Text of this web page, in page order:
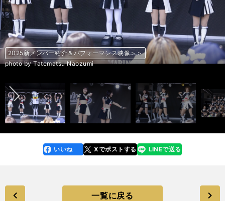
2025新メンバー紹介＆パフォーマンス映像＞＞
photo by Tatematsu Naozumi
2025新メンバー紹介＆パフォーマンス映像＞＞
2025新メンバー紹介＆パフォーマンス映像＞＞
2025新メンバー紹介＆パフォーマンス映像＞＞
2025新メンバー紹介＆パフォーマンス映像＞＞
2025新メンバー紹介＆パフォーマンス映像＞＞
photo by Tatematsu Naozumi
2025新メンバー紹介＆パフォーマンス映像＞＞
photo by Tatematsu Naozumi
2025新メンバー紹介＆パフォーマンス映像＞＞
photo by Tatematsu Naozumi
2025新メンバー紹介＆パフォーマンス映像＞＞
photo by Tatematsu Naozumi
2025新メンバー紹介＆パフォーマンス映像＞＞
photo by Tatematsu Naozumi
2025新メンバー紹介＆パフォーマンス映像＞＞
photo by Tatematsu Naozumi
2025新メンバー紹介＆パフォーマンス映像＞＞
photo by Tatematsu Naozumi
2025新メンバー紹介＆パフォーマンス映像＞＞
photo by Tatematsu Naozumi
2025新メンバー紹介＆パフォーマンス映像＞＞
photo by Tatematsu Naozumi
2025新メンバー紹介＆パフォーマンス映像＞＞
photo by Tatematsu Naozumi
2025新メンバー紹介＆パフォーマンス映像＞＞
photo by Tatematsu Naozumi
2025新メンバー紹介＆パフォーマンス映像＞＞
photo by Tatematsu Naozumi
2025新メンバー紹介＆パフォーマンス映像＞＞
2025新メンバー紹介＆パフォーマンス映像＞＞
2025新メンバー紹介＆パフォーマンス映像＞＞
2025新メンバー紹介＆パフォーマンス映像＞＞
2025新メンバー紹介＆パフォーマンス映像＞＞
2025新メンバー紹介＆パフォーマンス映像＞＞
2025新メンバー紹介＆パフォーマンス映像＞＞
2025新メンバー紹介＆パフォーマンス映像＞＞
2025新メンバー紹介＆パフォーマンス映像＞＞
2025新メンバー紹介＆パフォーマンス映像＞＞
2025新メンバー紹介＆パフォーマンス映像＞＞
2025新メンバー紹介＆パフォーマンス映像＞＞
2025新メンバー紹介＆パフォーマンス映像＞＞
2025新メンバー紹介＆パフォーマンス映像＞＞
2025新メンバー紹介＆パフォーマンス映像＞＞
2025新メンバー紹介＆パフォーマンス映像＞＞
2025新メンバー紹介＆パフォーマンス映像＞＞
2025新メンバー紹介＆パフォーマンス映像＞＞
2025新メンバー紹介＆パフォーマンス映像＞＞
2025新メンバー紹介＆パフォーマンス映像＞＞
2025新メンバー紹介＆パフォーマンス映像＞＞
2025新メンバー紹介＆パフォーマンス映像＞＞
2025新メンバー紹介＆パフォーマンス映像＞＞
photo by Tatematsu Naozumi
2025新メンバー紹介＆パフォーマンス映像＞＞
photo by Tatematsu Naozumi
2025新メンバー紹介＆パフォーマンス映像＞＞
photo by Tatematsu Naozumi
2025新メンバー紹介＆パフォーマンス映像＞＞
photo by Tatematsu Naozumi
2025新メンバー紹介＆パフォーマンス映像＞＞
photo by Tatematsu Naozumi
2025新メンバー紹介＆パフォーマンス映像＞＞
photo by Tatematsu Naozumi
2025新メンバー紹介＆パフォーマンス映像＞＞
photo by Tatematsu Naozumi
前へ
faceboo
k
いいね Xでポストする
line LINEで送る
一覧に戻る